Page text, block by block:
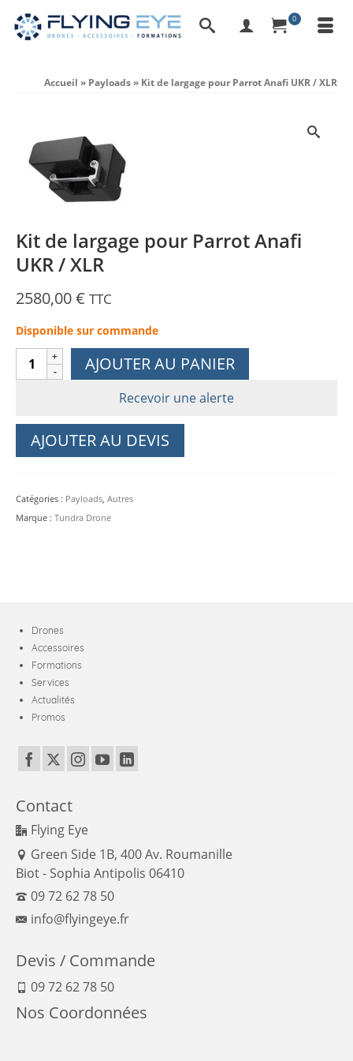
0
Accueil » Payloads» Kit de largage pour Parrot Anafi UKR / XLR
Kit de largage pour Parrot Anafi
UKR / XLR
2580,00€ TTC
Disponible sur commande
quantité
de
largage
pour
UKR
AJOUTER AU PANIER
Recevoir une alerte
AJOUTER AU DEVIS
Catégories : Payloads, Autres
Marque : Tundra Drone
Drones
Accessoires
Formations
Services
Actualités
Promos
Contact
Flying Eye
Green Side 1B, 400 Av. Roumanille
Biot - Sophia Antipolis 06410
09 72 62 78 50
info@flyingeye.fr
Devis / Commande
09 72 62 78 50
Nos Coordonnées